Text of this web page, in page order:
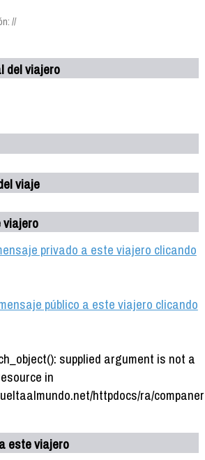
//
del viajero
viaje
viajero
privado a este viajero clicando
público a este viajero clicando
supplied argument is not a
in
httpdocs/ra/
este viajero